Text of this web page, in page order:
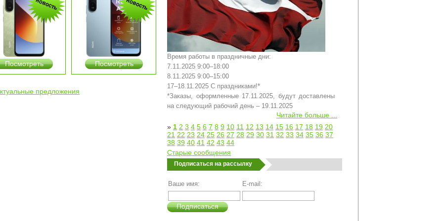
Посмотреть Посмотреть
предложения
Время работы в праздничные дни:
7.11.2025 9:00–18:00
8.11.2025 9:00–15:00
17–18.11.2025 С праздниками!*
*Заказы, оформленные 17.11.2025, будут доставлены
на следующий рабочий день – 19.11.2025
Читайте больше ...
» 1 2 3 4 5 6 7 8 9 10 11 12 13 14 15 16 17 18 19 20
21 22 23 24 25 26 27 28 29 30 31 32 33 34 35 36 37
38 39 40 41 42 43 44
Старые сообщения
Подписаться на рассылку
Ваше имя: E-mail:
Подписаться